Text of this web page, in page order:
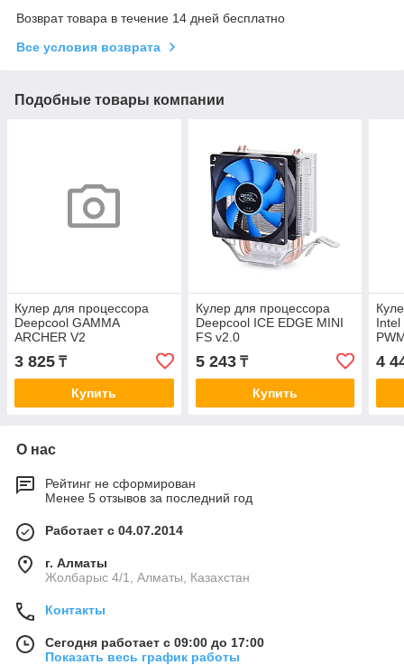
Возврат товара в течение 14 дней бесплатно
Все условия возврата
Подобные товары компании
Кулер для процессора
Deepcool GAMMA
ARCHER V2
3 825 ₸
Купить
Кулер для процессора
Deepcool ICE EDGE MINI
FS v2.0
5 243₸
Купить
Intel
4
О нас
Рейтинг не сформирован
Менее 5 отзывов за последний год
Работает с 04.07.2014
г. Алматы
Жолбарыс 4/1, Алматы, Казахстан
Контакты
Сегодня работает с 09:00 до 17:00
Показать весь график работы